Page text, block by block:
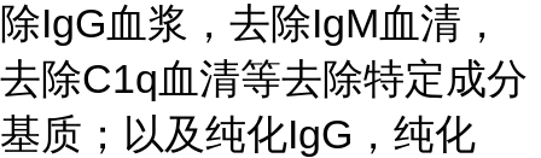
除IgG血浆，去除IgM血清，
去除C1q血清等去除特定成分
基质；以及纯化IgG，纯化